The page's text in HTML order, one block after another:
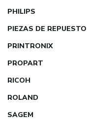
PHILIPS
PIEZAS DE REPUESTO
PRINTRONIX
PROPART
RICOH
ROLAND
SAGEM